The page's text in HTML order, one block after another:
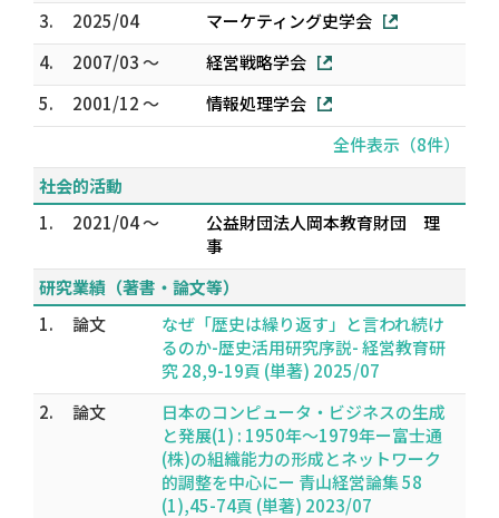
3. 2025/04
マーケティング史学会
4.
2007/03 ～
経営戦略学会
5.
2001/12 ～
情報処理学会
全件表示（8件）
社会的活動
1.
2021/04 ～
公益財団法人岡本教育財団 理
事
研究業績（著書・論文等）
1.
論文
なぜ「歴史は繰り返す」と言われ続け
るのか-歴史活用研究序説- 経営教育研
究 28,9-19頁 (単著) 2025/07
2.
論文
日本のコンピュータ・ビジネスの生成
と発展(1) : 1950年～1979年ー富士通
(株)の組織能力の形成とネットワーク
的調整を中心にー 青山経営論集 58
(1),45-74頁 (単著) 2023/07